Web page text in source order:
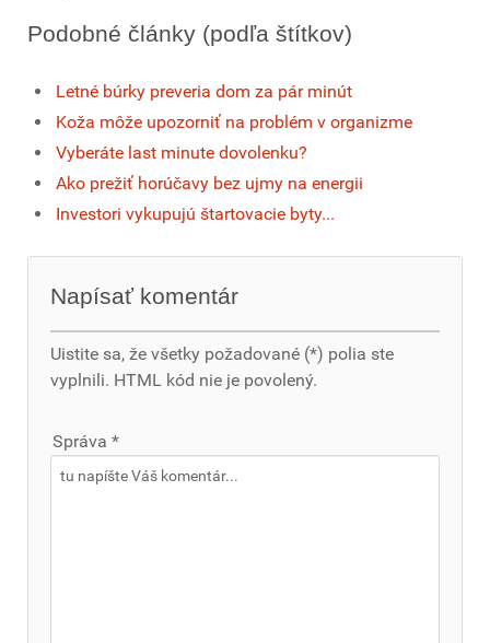
Podobné články (podľa štítkov)
Letné búrky preveria dom za pár minút
Koža môže upozorniť na problém v organizme
Vyberáte last minute dovolenku?
Ako prežiť horúčavy bez ujmy na energii
Investori vykupujú štartovacie byty...
Napísať komentár
Uistite sa, že všetky požadované (*) polia ste
vyplnili. HTML kód nie je povolený.
Správa *